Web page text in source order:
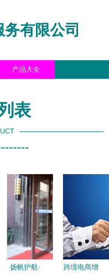
有限公司
产品大全
表
扬帆护航·
跨境电商增